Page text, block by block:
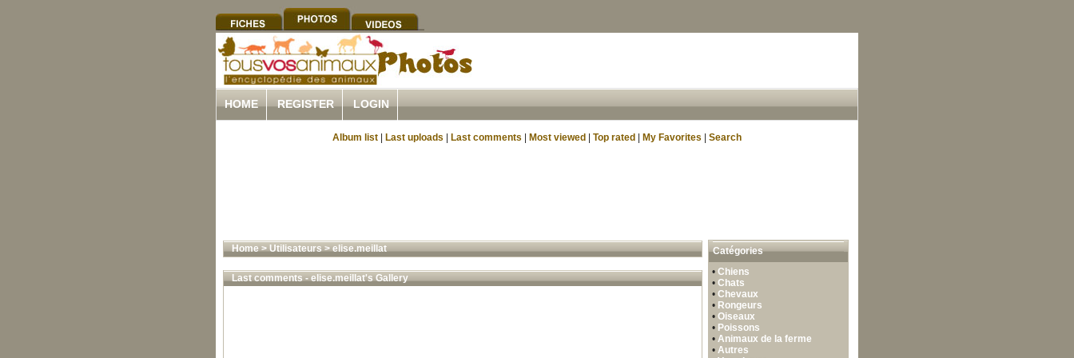
HOME REGISTER LOGIN
Album list Last uploads Last comments Most viewed Top rated My Favorites Search
Home>Utilisateurs>elise.meillat
Last comments - elise.meillat's Gallery
Catégories
•Chiens
•Chats
•Chevaux
• Rongeurs
•Oiseaux
• Poissons
• Animaux de la ferme
• Autres